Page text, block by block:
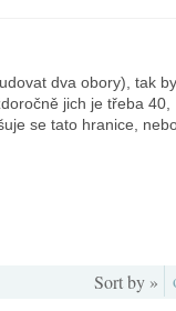
dva obory), tak by
jich je třeba 40,
se tato hranice,
Sort by »